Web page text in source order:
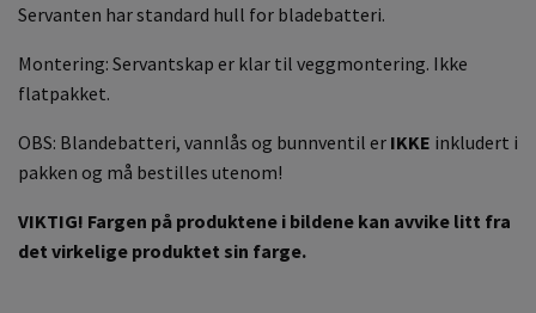
Servanten har standard hull for bladebatteri.
Montering: Servantskap er klar til veggmontering. Ikke
flatpakket.
OBS: Blandebatteri, vannlås og bunnventil er IKKE inkludert i
pakken og må bestilles utenom!
VIKTIG! Fargen på produktene i bildene kan avvike litt fra
det virkelige produktet sin farge.